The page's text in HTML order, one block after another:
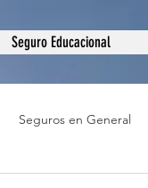
Seguro Educacional
Seguros en General